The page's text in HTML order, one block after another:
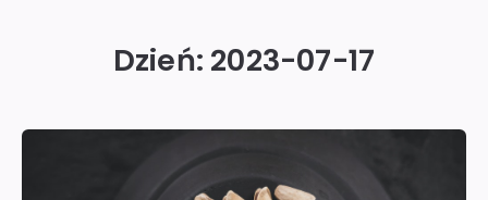
Dzień: 2023-07-17